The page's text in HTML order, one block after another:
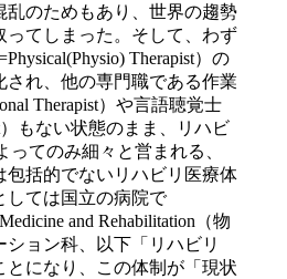
乱のためもあり、世界の趨勢
ってしまった。そして、わず
Therapist）の
され、他の専門職である作業
Therapist）や言語聴覚士
）もない状態のまま、リハビ
ってのみ細々と営まれる、
包括的でないリハビリ医療体
しては国立の病院で
and Rehabilitation（物
ョン科、以下「リハビリ
とになり、この体制が「現状